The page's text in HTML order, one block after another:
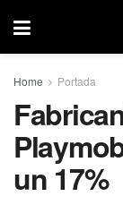
Home Portada
un 17%